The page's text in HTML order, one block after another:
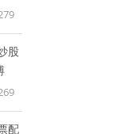
股
配